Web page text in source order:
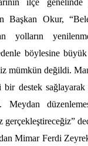
ilçe
Başkan Okur,
yolların
böylesine
mümkün değildi.
destek sağlayarak
Meydan
gerçekleştireceğiz”
Mimar Ferdi